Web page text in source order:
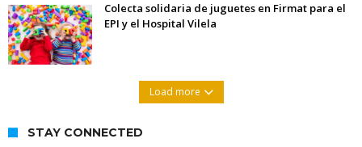
Colecta solidaria de juguetes en Firmat para el
EPI y el Hospital Vilela
Load more
STAY CONNECTED